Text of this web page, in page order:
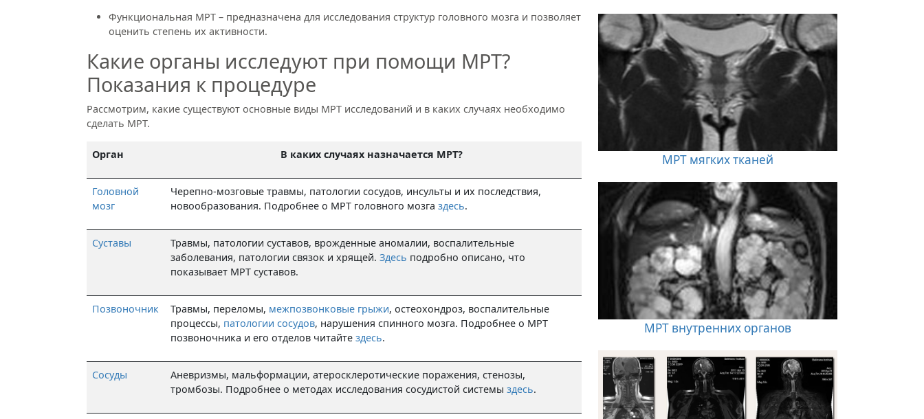
Функциональная МРТ – предназначена для исследования структур головного мозга и позволяет
оценить степень их активности.
Какие органы исследуют при помощи МРТ?
Показания к процедуре
Рассмотрим, какие существуют основные виды МРТ исследований и в каких случаях необходимо
сделать МРТ.
Орган В каких случаях назначается МРТ?
Головной
мозг
Черепно-мозговые травмы, патологии сосудов, инсульты и их последствия,
новообразования. Подробнее о МРТ головного мозга здесь.
Суставы
Травмы, патологии суставов, врожденные аномалии, воспалительные
заболевания, патологии связок и хрящей. Здесь подробно описано, что
показывает МРТ суставов.
Позвоночник Травмы, переломы, межпозвонковые грыжи, остеохондроз, воспалительные
процессы, патологии сосудов, нарушения спинного мозга. Подробнее о МРТ
позвоночника и его отделов читайте здесь.
Сосуды
Аневризмы, мальформации, атеросклеротические поражения, стенозы,
тромбозы. Подробнее о методах исследования сосудистой системы здесь.
МРТ мягких тканей
МРТ внутренних органов